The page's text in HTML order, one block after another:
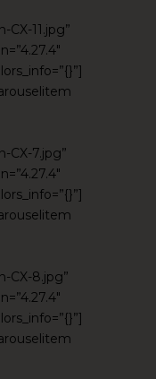
11.jpg”
CX-7.jpg”
CX-8.jpg”